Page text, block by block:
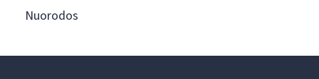
Nuorodos